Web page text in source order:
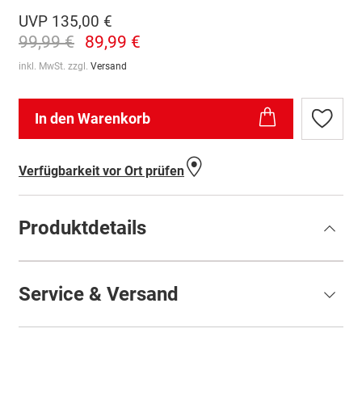
UVP 135,00 €
99,99 € 89,99 €
inkl. MwSt. zzgl. Versand
In den Warenkorb
Zur
Verfügbarkeit vor Ort prüfen
Produktdetails
Service & Versand